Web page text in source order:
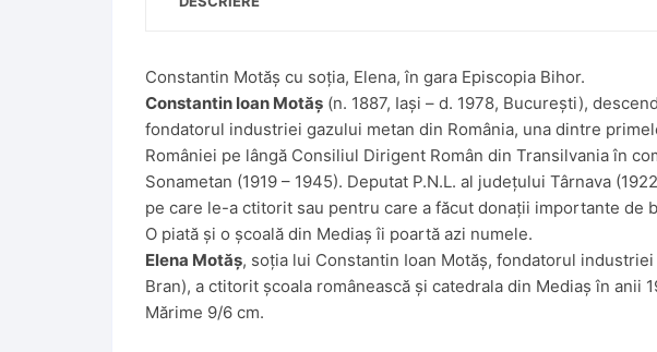
Constantin Motăș cu soția, Elena, în gara Episcopia Bihor.
Constantin Ioan Motăș (n. 1887, Iași – d. 1978, București),
fondatorul industriei gazului metan din România, una dintre
României pe lângă Consiliul Dirigent Român din Transilvania în
Sonametan (1919 – 1945). Deputat P.N.L. al județului Târnava
pe care le-a ctitorit sau pentru care a făcut donații importante de
O piată și o școală din Mediaș îi poartă azi numele.
Elena Motăș, soția lui Constantin Ioan Motăș, fondatorul
Bran), a ctitorit școala românească și catedrala din Mediaș în anii
Mărime 9/6 cm.